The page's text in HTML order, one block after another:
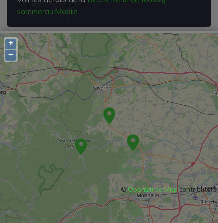
sommerau Mobile
+
−
©OpenStreetMapcontributors